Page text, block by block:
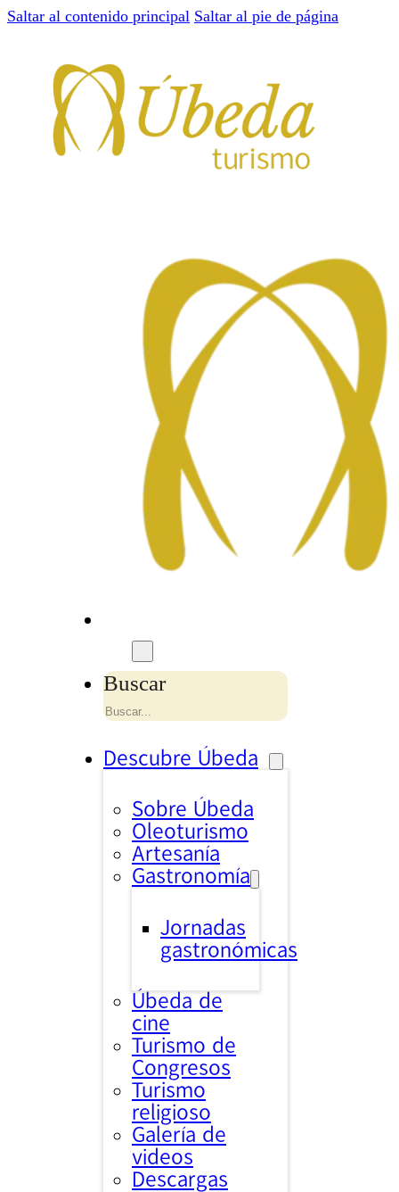
Saltar al contenido principal Saltar al pie de página
Buscar
Descubre Úbeda
Sobre Úbeda
Oleoturismo
Artesanía
Gastronomía
Jornadas
gastronómicas
Úbeda de
cine
Turismo de
Congresos
Turismo
religioso
Galería de
videos
Descargas